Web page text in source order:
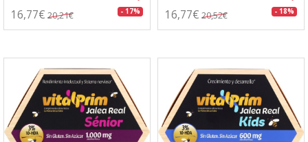
16,77€ 20,21€ - 17% 16,77€ 20,52€ - 18%